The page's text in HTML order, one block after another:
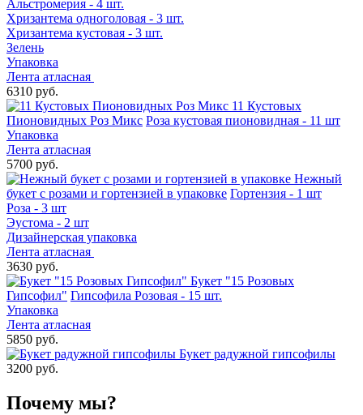
Альстромерия - 4 шт.
Хризантема одноголовая - 3 шт.
Хризантема кустовая - 3 шт.
Зелень
Упаковка
Лента атласная
6310 руб.
11 Кустовых
Пионовидных Роз Микс Роза кустовая пионовидная - 11 шт
Упаковка
Лента атласная
5700 руб.
Нежный
букет с розами и гортензией в упаковке Гортензия - 1 шт
Роза - 3 шт
Эустома - 2 шт
Дизайнерская упаковка
Лента атласная
3630 руб.
Букет "15 Розовых
Гипсофил" Гипсофила Розовая - 15 шт.
Упаковка
Лента атласная
5850 руб.
Букет радужной гипсофилы
3200 руб.
Почему мы?